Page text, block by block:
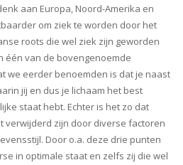
aan Europa, Noord-Amerika en
om ziek te worden door het
roots die wel ziek zijn geworden
één van de bovengenoemde
we eerder benoemden is dat je naast
jij en dus je lichaam het best
staat hebt. Echter is het zo dat
verwijderd zijn door diverse factoren
Door o.a. deze drie punten
in optimale staat en zelfs zij die wel